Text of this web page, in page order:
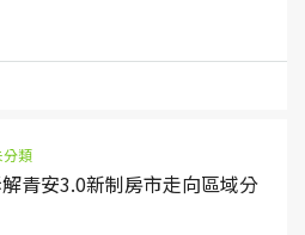
分類
青安3.0新制房市走向區域分